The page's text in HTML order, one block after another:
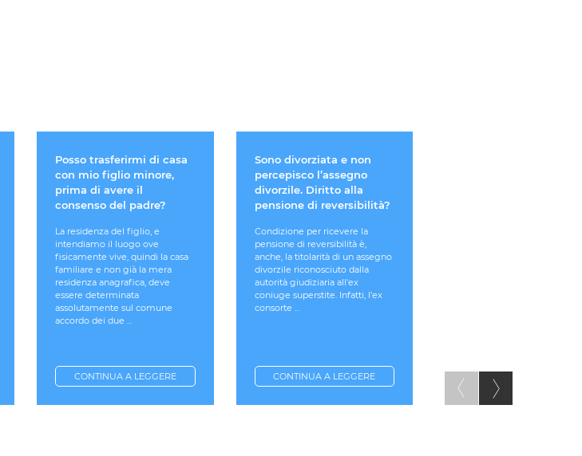
Posso trasferirmi di casa
con mio figlio minore,
prima di avere il
consenso del padre?
La residenza del figlio, e
intendiamo il luogo ove
fisicamente vive, quindi la casa
familiare e non già la mera
residenza anagrafica, deve
essere determinata
assolutamente sul comune
accordo dei due ...
CONTINUA A LEGGERE
Sono divorziata e non
percepisco l’assegno
divorzile. Diritto alla
pensione di reversibilità?
Condizione per ricevere la
pensione di reversibilità è,
anche, la titolarità di un assegno
divorzile riconosciuto dalla
autorità giudiziaria all'ex
coniuge superstite. Infatti, l’ex
consorte ...
CONTINUA A LEGGERE CONTINUA A LEGGERE